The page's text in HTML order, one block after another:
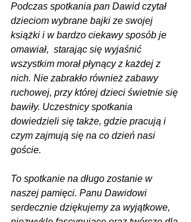
Podczas spotkania pan Dawid czytał
dzieciom wybrane bajki ze swojej
książki i w bardzo ciekawy sposób je
omawiał,  starając się wyjaśnić
wszystkim morał płynący z każdej z
nich. Nie zabrakło również zabawy
ruchowej, przy której dzieci świetnie się
bawiły. Uczestnicy spotkania
dowiedzieli się także, gdzie pracują i
czym zajmują się na co dzień nasi
goście.
To spotkanie na długo zostanie w
naszej pamięci. Panu Dawidowi
serdecznie dziękujemy za wyjątkowe,